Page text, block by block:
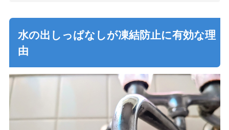
水の出しっぱなしが凍結防止に有効な理
由